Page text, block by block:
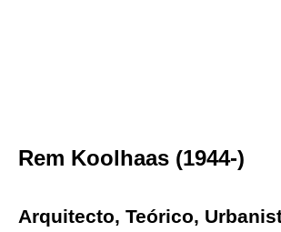
Rem Koolhaas (1944-)
Arquitecto, Teórico,